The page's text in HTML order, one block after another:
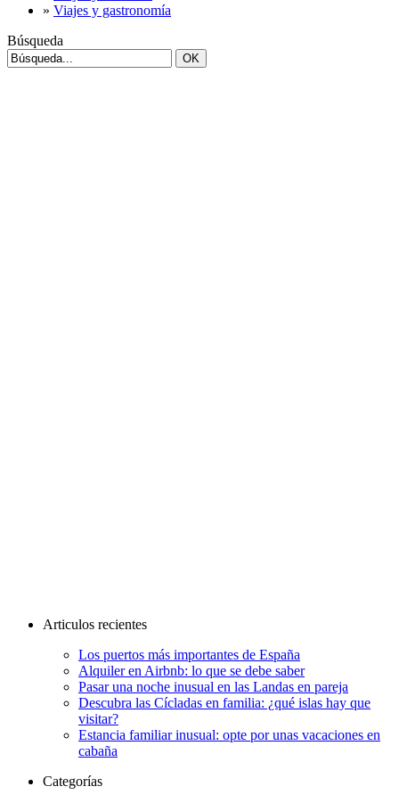
» Viajes y gastronomía
Búsqueda
Articulos recientes
Los puertos más importantes de España
Alquiler en Airbnb: lo que se debe saber
Pasar una noche inusual en las Landas en pareja
Descubra las Cícladas en familia: ¿qué islas hay que
visitar?
Estancia familiar inusual: opte por unas vacaciones en
cabaña
Categorías